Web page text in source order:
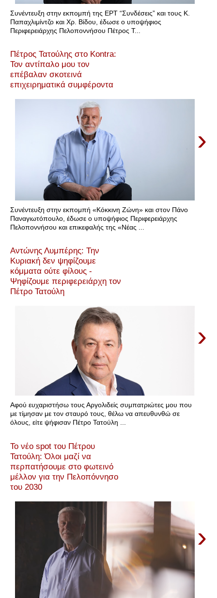
Συνέντευξη στην εκπομπή της ΕΡΤ “Συνδέσεις” και τους Κ.
Παπαχλιμίντζο και Χρ. Βίδου, έδωσε ο υποψήφιος
Περιφερειάρχης Πελοποννήσου Πέτρος Τ...
Πέτρος Τατούλης στο Κontra:
Τον αντίπαλο μου τον
επέβαλαν σκοτεινά
επιχειρηματικά συμφέροντα
›
Συνέντευξη στην εκπομπή «Κόκκινη Ζώνη» και στον Πάνο
Παναγιωτόπουλο, έδωσε ο υποψήφιος Περιφερειάρχης
Πελοποννήσου και επικεφαλής της «Νέας ...
Αντώνης Λυμπέρης: Την
Κυριακή δεν ψηφίζουμε
κόμματα ούτε φίλους -
Ψηφίζουμε περιφερειάρχη τον
Πέτρο Τατούλη
›
Αφού ευχαριστήσω τους Αργολιδείς συμπατριώτες μου που
με τίμησαν με τον σταυρό τους, θέλω να απευθυνθώ σε
όλους, είτε ψήφισαν Πέτρο Τατούλη ...
Το νέο spot του Πέτρου
Τατούλη: Όλοι μαζί να
περπατήσουμε στο φωτεινό
μέλλον για την Πελοπόννησο
του 2030
›